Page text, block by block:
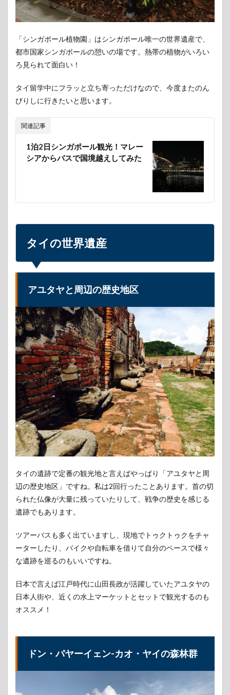
「シンガポール植物園」はシンガポール唯一の世界遺産で、
都市国家シンガポールの憩いの場です。熱帯の植物がいろい
ろ見られて面白い！
タイ留学中にフラッと立ち寄っただけなので、今度またのん
びりしに行きたいと思います。
関連記事
1泊2日シンガポール観光！マレー
シアからバスで国境越えしてみた
タイの世界遺産
アユタヤと周辺の歴史地区
タイの遺跡で定番の観光地と言えばやっぱり「アユタヤと周
辺の歴史地区」ですね。私は2回行ったことあります。首の切
られた仏像が大量に残っていたりして、戦争の歴史を感じる
遺跡でもあります。
ツアーバスも多く出ていますし、現地でトゥクトゥクをチャ
ーターしたり、バイクや自転車を借りて自分のペースで様々
な遺跡を巡るのもいいですね。
日本で言えば江戸時代に山田長政が活躍していたアユタヤの
日本人街や、近くの水上マーケットとセットで観光するのも
オススメ！
ドン・パヤーイェン-カオ・ヤイの森林群